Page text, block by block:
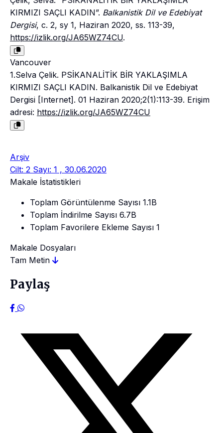
KIRMIZI SAÇLI KADIN”. Balkanistik Dil ve Edebiyat
Dergisi, c. 2, sy 1, Haziran 2020, ss. 113-39,
https://izlik.org/JA65WZ74CU.
Vancouver
1.Selva Çelik. PSİKANALİTİK BİR YAKLAŞIMLA
KIRMIZI SAÇLI KADIN. Balkanistik Dil ve Edebiyat
Dergisi [Internet]. 01 Haziran 2020;2(1):113-39. Erişim
adresi: https://izlik.org/JA65WZ74CU
Arşiv
Cilt: 2 Sayı: 1 , 30.06.2020
Makale İstatistikleri
Toplam Görüntülenme Sayısı 1.1B
Toplam İndirilme Sayısı 6.7B
Toplam Favorilere Ekleme Sayısı 1
Makale Dosyaları
Tam Metin
Paylaş